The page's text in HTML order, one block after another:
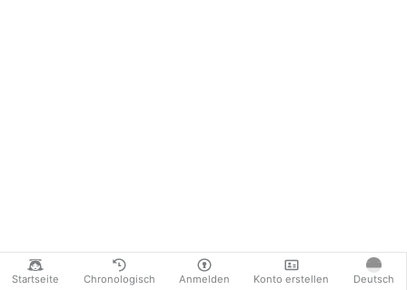
Startseite Chronologisch Anmelden Konto erstellen Deutsch